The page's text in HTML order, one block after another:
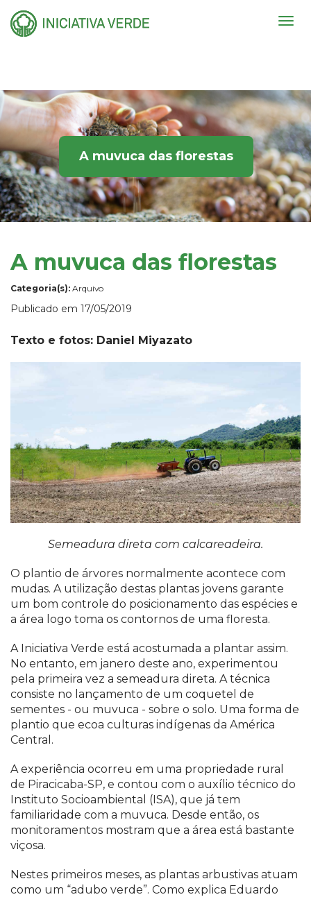
A muvuca das florestas
A muvuca das florestas
Categoria(s): Arquivo
Publicado em 17/05/2019
Texto e fotos: Daniel Miyazato
Semeadura direta com calcareadeira.
O plantio de árvores normalmente acontece com
mudas. A utilização destas plantas jovens garante
um bom controle do posicionamento das espécies e
a área logo toma os contornos de uma floresta.
A Iniciativa Verde está acostumada a plantar assim.
No entanto, em janero deste ano, experimentou
pela primeira vez a semeadura direta. A técnica
consiste no lançamento de um coquetel de
sementes - ou muvuca - sobre o solo. Uma forma de
plantio que ecoa culturas indígenas da América
Central.
A experiência ocorreu em uma propriedade rural
de Piracicaba-SP, e contou com o auxílio técnico do
Instituto Socioambiental (ISA), que já tem
familiaridade com a muvuca. Desde então, os
monitoramentos mostram que a área está bastante
viçosa.
Nestes primeiros meses, as plantas arbustivas atuam
como um “adubo verde”. Como explica Eduardo